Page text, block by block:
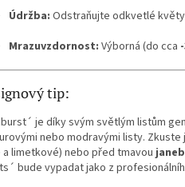
Údržba: Odstraňujte odkvetlé
Mrazuvzdornost: Výborná (do cca
tip:
je díky svým světlým listům
nebo modravými listy. Zkuste
a limetkové) nebo před tmavou
bude vypadat jako z